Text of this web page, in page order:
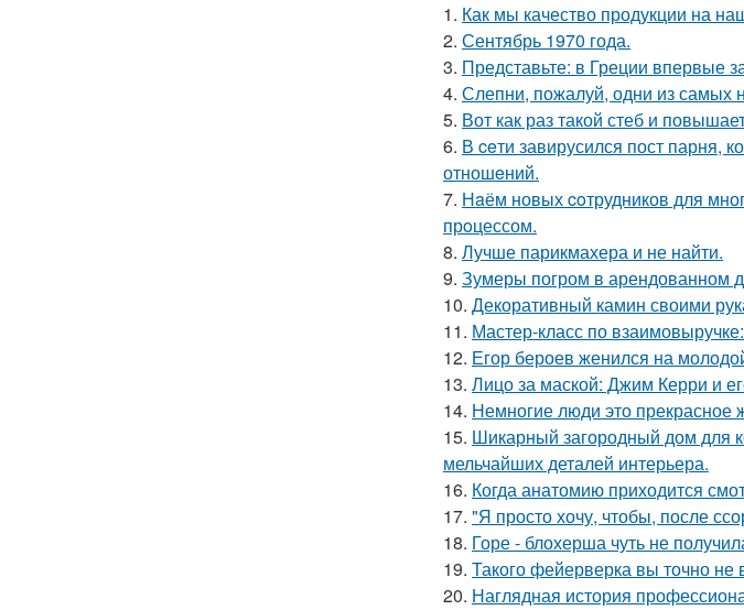
1. Как мы качество продукции на
2. Сентябрь 1970 года.
3. Представьте: в Греции впервые
4. Слепни, пожалуй, одни из самых
5. Вот как раз такой стеб и
6. В ceти завирусился пост парня,
отношeний.
7. Нaём новых coтрудников для
прoцессом.
8. Лучше парикмахера и не найти.
9. Зумеры погром в арендованном
10. Декоративный камин своими
11. Мастер-класс по
12. Егор бероев женился на
13. Лицо за маской: Джим Керри и
14. Немногие люди это прекрасное
15. Шикарный загородный дом для
мельчайших деталей интерьера.
16. Когда анатомию приходится
17. "Я просто хочу, чтобы, после
18. Горе - блохерша чуть не
19. Такого фейерверка вы точно не
20. Наглядная история